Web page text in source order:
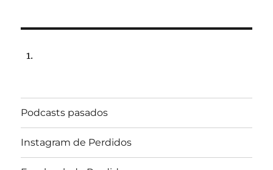
FM.
Radio
Universidad
de
Podcasts pasados
Instagram de Perdidos